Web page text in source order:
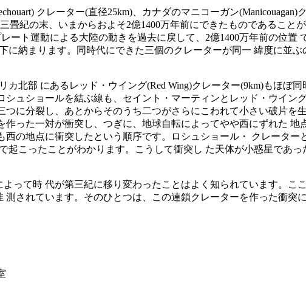
クレーター(直径25km)、カナダのマニコーガン(Manicouagan)
畳紀の末、いまからおよそ2億1400万年前にできたものであること
ート運動による大陸の動きを過去に戻して、2億1400万年前の位置
納まります。同時代にできた三個のクレーターが同一 緯度に並
北部 にあるレッド・ウイング(Red Wing)クレーター(9km)もほぼ
ュショールを結ぶ線も、セイント・マーティンとレッド・ウイン
に分裂し、あとからそのうち二つがさらにこわれて小さい破片を
った一対が衝突し、つぎに、地球自転によってやや西にずれた 地
の地点に衝突したという順序です。ロシュショール・ クレーター
こったことがわかります。こうして衝突し た天体が小惑星であ
って時 代が第三紀に移り変わったことはよく知られています。こ
されています。そのひとつは、この連鎖クレーターを作った衝突